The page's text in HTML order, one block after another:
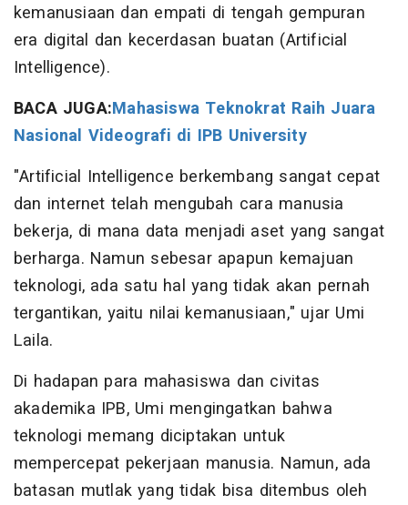
kemanusiaan dan empati di tengah gempuran
era digital dan kecerdasan buatan (Artificial
Intelligence).
BACA JUGA:Mahasiswa Teknokrat Raih Juara
Nasional Videografi di IPB University
"Artificial Intelligence berkembang sangat cepat
dan internet telah mengubah cara manusia
bekerja, di mana data menjadi aset yang sangat
berharga. Namun sebesar apapun kemajuan
teknologi, ada satu hal yang tidak akan pernah
tergantikan, yaitu nilai kemanusiaan," ujar Umi
Laila.
Di hadapan para mahasiswa dan civitas
akademika IPB, Umi mengingatkan bahwa
teknologi memang diciptakan untuk
mempercepat pekerjaan manusia. Namun, ada
batasan mutlak yang tidak bisa ditembus oleh